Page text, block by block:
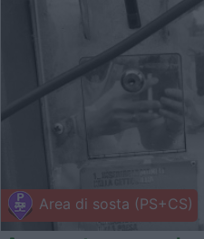
Area di sosta (PS+CS)